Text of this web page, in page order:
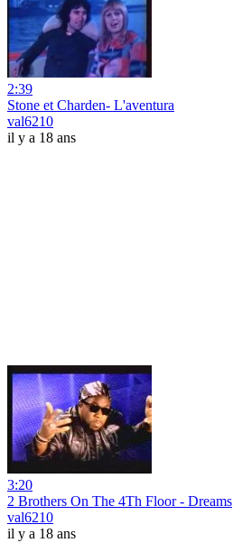
2:39
Stone et Charden- L'aventura
val6210
il y a 18 ans
3:20
2 Brothers On The 4Th Floor - Dreams
val6210
il y a 18 ans